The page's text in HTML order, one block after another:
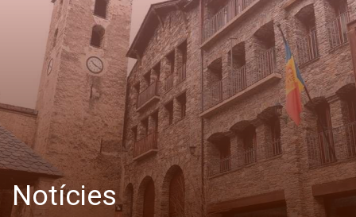
Notícies